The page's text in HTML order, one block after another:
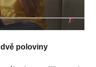
poloviny